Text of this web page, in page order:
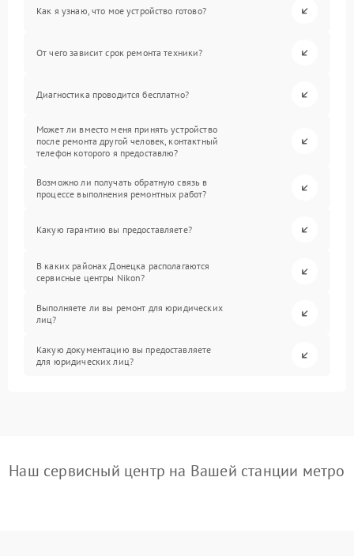
Как я узнаю, что мое устройство готово?
От чего зависит срок ремонта техники?
Диагностика проводится бесплатно?
Может ли вместо меня принять устройство
после ремонта другой человек, контактный
телефон которого я предоставлю?
Возможно ли получать обратную связь в
процессе выполнения ремонтных работ?
Какую гарантию вы предоставляете?
В каких районах Донецка располагаются
сервисные центры Nikon?
Выполняете ли вы ремонт для юридических
лиц?
Какую документацию вы предоставляете
для юридических лиц?
Наш сервисный центр на Вашей станции метро